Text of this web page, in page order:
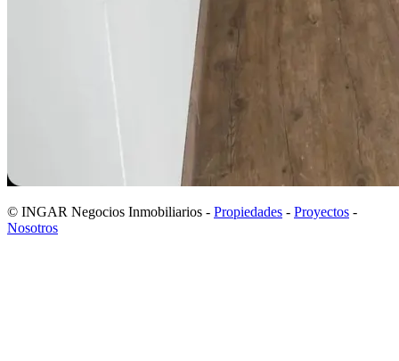
© INGAR Negocios Inmobiliarios - Propiedades - Proyectos -
Nosotros